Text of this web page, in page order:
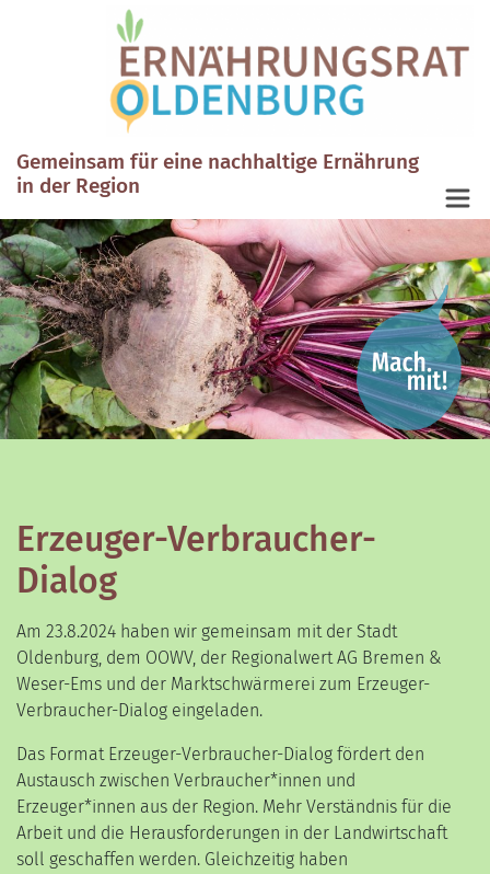
Gemeinsam für eine nachhaltige Ernährung
in der Region
Erzeuger-Verbraucher-
Dialog
Am 23.8.2024 haben wir gemeinsam mit der Stadt
Oldenburg, dem OOWV, der Regionalwert AG Bremen &
Weser-Ems und der Marktschwärmerei zum Erzeuger-
Verbraucher-Dialog eingeladen.
Das Format Erzeuger-Verbraucher-Dialog fördert den
Austausch zwischen Verbraucher*innen und
Erzeuger*innen aus der Region. Mehr Verständnis für die
Arbeit und die Herausforderungen in der Landwirtschaft
soll geschaffen werden. Gleichzeitig haben